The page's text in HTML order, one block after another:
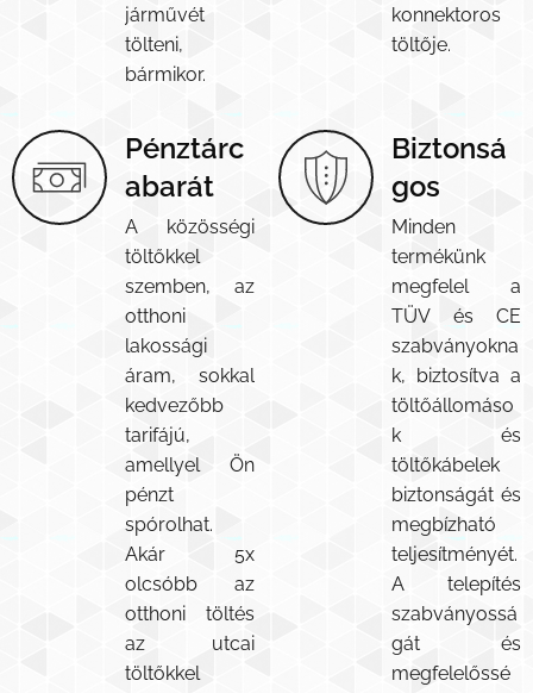
járművét
tölteni,
bármikor.
konnektoros
töltője.
Pénztárc
abarát
A közösségi
töltőkkel
szemben, az
otthoni
lakossági
áram, sokkal
kedvezőbb
tarifájú,
amellyel Ön
pénzt
spórolhat.
Akár 5x
olcsóbb az
otthoni töltés
az utcai
töltőkkel
Biztonsá
gos
Minden
termékünk
megfelel a
TÜV és CE
szabványokna
k, biztosítva a
töltőállomáso
k és
töltőkábelek
biztonságát és
megbízható
teljesítményét.
A telepítés
szabványossá
gát és
megfelelőssé